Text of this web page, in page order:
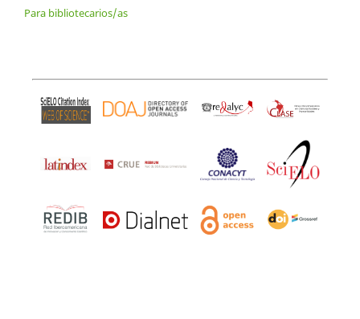
Para bibliotecarios/as